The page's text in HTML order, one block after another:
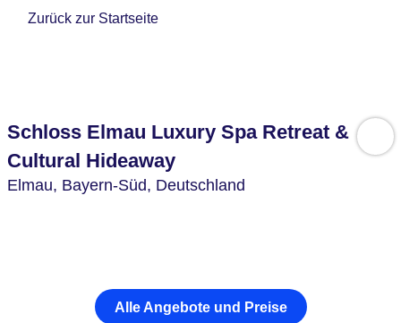
Zurück zur Startseite
Schloss Elmau Luxury Spa Retreat &
Cultural Hideaway
Elmau, Bayern-Süd, Deutschland
Alle Angebote und Preise